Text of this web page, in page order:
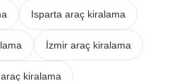
Isparta araç kiralama
İzmir araç kiralama
kiralama